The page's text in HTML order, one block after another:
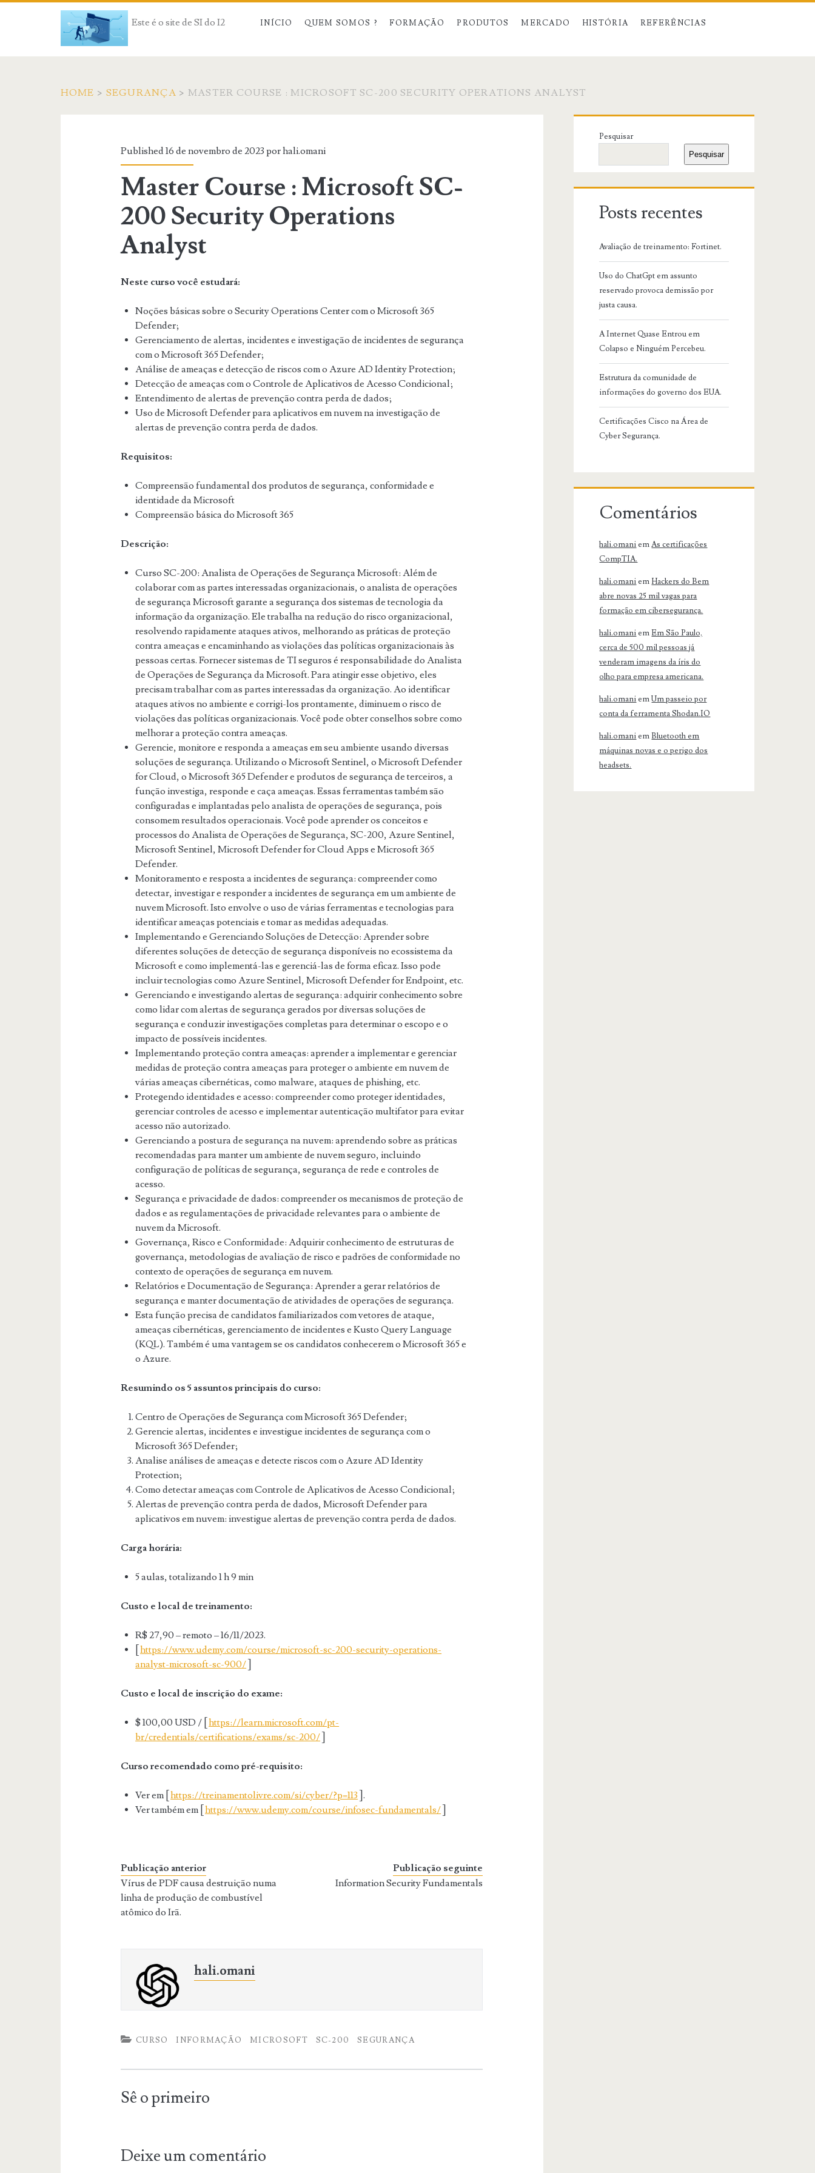
Este é o site de SI do I2 INÍCIO QUEM SOMOS ? FORMAÇÃO PRODUTOS MERCADO HISTÓRIA REFERÊNCIAS
HOME > SEGURANÇA > MASTER COURSE : MICROSOFT SC-200 SECURITY OPERATIONS ANALYST
Published 16 de novembro de 2023 porhali.omani
Master Course : Microsoft SC-
200 Security Operations
Analyst
Neste curso você estudará:
Noções básicas sobre o Security Operations Center com o Microsoft 365
Defender;
Gerenciamento de alertas, incidentes e investigação de incidentes de segurança
com o Microsoft 365 Defender;
Análise de ameaças e detecção de riscos com o Azure AD Identity Protection;
Detecção de ameaças com o Controle de Aplicativos de Acesso Condicional;
Entendimento de alertas de prevenção contra perda de dados;
Uso de Microsoft Defender para aplicativos em nuvem na investigação de
alertas de prevenção contra perda de dados.
Requisitos:
Compreensão fundamental dos produtos de segurança, conformidade e
identidade da Microsoft
Compreensão básica do Microsoft 365
Descrição:
Curso SC-200: Analista de Operações de Segurança Microsoft: Além de
colaborar com as partes interessadas organizacionais, o analista de operações
de segurança Microsoft garante a segurança dos sistemas de tecnologia da
informação da organização. Ele trabalha na redução do risco organizacional,
resolvendo rapidamente ataques ativos, melhorando as práticas de proteção
contra ameaças e encaminhando as violações das políticas organizacionais às
pessoas certas. Fornecer sistemas de TI seguros é responsabilidade do Analista
de Operações de Segurança da Microsoft. Para atingir esse objetivo, eles
precisam trabalhar com as partes interessadas da organização. Ao identificar
ataques ativos no ambiente e corrigi-los prontamente, diminuem o risco de
violações das políticas organizacionais. Você pode obter conselhos sobre como
melhorar a proteção contra ameaças.
Gerencie, monitore e responda a ameaças em seu ambiente usando diversas
soluções de segurança. Utilizando o Microsoft Sentinel, o Microsoft Defender
for Cloud, o Microsoft 365 Defender e produtos de segurança de terceiros, a
função investiga, responde e caça ameaças. Essas ferramentas também são
configuradas e implantadas pelo analista de operações de segurança, pois
consomem resultados operacionais. Você pode aprender os conceitos e
processos do Analista de Operações de Segurança, SC-200, Azure Sentinel,
Microsoft Sentinel, Microsoft Defender for Cloud Apps e Microsoft 365
Defender.
Monitoramento e resposta a incidentes de segurança: compreender como
detectar, investigar e responder a incidentes de segurança em um ambiente de
nuvem Microsoft. Isto envolve o uso de várias ferramentas e tecnologias para
identificar ameaças potenciais e tomar as medidas adequadas.
Implementando e Gerenciando Soluções de Detecção: Aprender sobre
diferentes soluções de detecção de segurança disponíveis no ecossistema da
Microsoft e como implementá-las e gerenciá-las de forma eficaz. Isso pode
incluir tecnologias como Azure Sentinel, Microsoft Defender for Endpoint, etc.
Gerenciando e investigando alertas de segurança: adquirir conhecimento sobre
como lidar com alertas de segurança gerados por diversas soluções de
segurança e conduzir investigações completas para determinar o escopo e o
impacto de possíveis incidentes.
Implementando proteção contra ameaças: aprender a implementar e gerenciar
medidas de proteção contra ameaças para proteger o ambiente em nuvem de
várias ameaças cibernéticas, como malware, ataques de phishing, etc.
Protegendo identidades e acesso: compreender como proteger identidades,
gerenciar controles de acesso e implementar autenticação multifator para evitar
acesso não autorizado.
Gerenciando a postura de segurança na nuvem: aprendendo sobre as práticas
recomendadas para manter um ambiente de nuvem seguro, incluindo
configuração de políticas de segurança, segurança de rede e controles de
acesso.
Segurança e privacidade de dados: compreender os mecanismos de proteção de
dados e as regulamentações de privacidade relevantes para o ambiente de
nuvem da Microsoft.
Governança, Risco e Conformidade: Adquirir conhecimento de estruturas de
governança, metodologias de avaliação de risco e padrões de conformidade no
contexto de operações de segurança em nuvem.
Relatórios e Documentação de Segurança: Aprender a gerar relatórios de
segurança e manter documentação de atividades de operações de segurança.
Esta função precisa de candidatos familiarizados com vetores de ataque,
ameaças cibernéticas, gerenciamento de incidentes e Kusto Query Language
(KQL). Também é uma vantagem se os candidatos conhecerem o Microsoft 365 e
o Azure.
Resumindo os 5 assuntos principais do curso:
Centro de Operações de Segurança com Microsoft 365 Defender;
Gerencie alertas, incidentes e investigue incidentes de segurança com o
Microsoft 365 Defender;
Analise análises de ameaças e detecte riscos com o Azure AD Identity
Protection;
Como detectar ameaças com Controle de Aplicativos de Acesso Condicional;
Alertas de prevenção contra perda de dados, Microsoft Defender para
aplicativos em nuvem: investigue alertas de prevenção contra perda de dados.
Carga horária:
5 aulas, totalizando 1 h 9 min
Custo e local de treinamento:
R$ 27,90 – remoto – 16/11/2023.
[https://www.udemy.com/course/microsoft-sc-200-security-operations-
analyst-microsoft-sc-900/
Custo e local de inscrição do exame:
$ 100,00 USD / [https://learn.microsoft.com/pt-
br/credentials/certifications/exams/sc-200/
Curso recomendado como pré-requisito:
Ver em [https://treinamentolivre.com/si/cyber/?p=113 ].
Ver também em [https://www.udemy.com/course/infosec-fundamentals/
Publicação anterior
Vírus de PDF causa destruição numa
linha de produção de combustível
atômico do Irã.
Publicação seguinte
Information Security Fundamentals
hali.omani
CURSO INFORMAÇÃO MICROSOFT SC-200 SEGURANÇA
Sê o primeiro
Deixe um comentário
Primary
Sidebar
Pesquisar
Pesquisar
Posts recentes
Avaliação de treinamento: Fortinet.
Uso do ChatGpt em assunto
reservado provoca demissão por
justa causa.
A Internet Quase Entrou em
Colapso e Ninguém Percebeu.
Estrutura da comunidade de
informações do governo dos EUA.
Certificações Cisco na Área de
Cyber Segurança.
Comentários
hali.omani emAs certificações
CompTIA.
hali.omani em Hackers do Bem
abre novas 25 mil vagas para
formação em cibersegurança.
hali.omani emEm São Paulo,
cerca de 500 mil pessoas já
venderam imagens da íris do
olho para empresa americana.
hali.omani emUm passeio por
conta da ferramenta Shodan.IO
hali.omani emBluetooth em
máquinas novas e o perigo dos
headsets.